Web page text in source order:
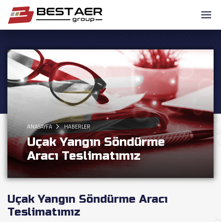
ANASAYFA HABERLER
Uçak Yangın Söndürme
Aracı Teslimatımız
Uçak Yangın Söndürme Aracı
Teslimatımız